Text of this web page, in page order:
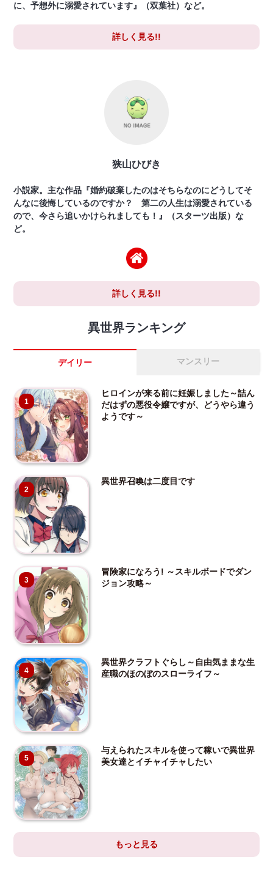
に、予想外に溺愛されています』（双葉社）など。
詳しく見る!!
狭山ひびき
小説家。主な作品『婚約破棄したのはそちらなのにどうしてそ
んなに後悔しているのですか？ 第二の人生は溺愛されている
ので、今さら追いかけられましても！』（スターツ出版）な
ど。
詳しく見る!!
異世界ランキング
デイリー マンスリー
1
ヒロインが来る前に妊娠しました～詰ん
だはずの悪役令嬢ですが、どうやら違う
ようです～
2
異世界召喚は二度目です
3
冒険家になろう! ～スキルボードでダン
ジョン攻略～
4
異世界クラフトぐらし～自由気ままな生
産職のほのぼのスローライフ～
5
与えられたスキルを使って稼いで異世界
美女達とイチャイチャしたい
もっと見る